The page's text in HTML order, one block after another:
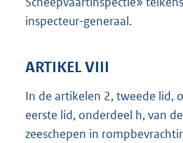
inspecteur-generaal.
ARTIKEL VIII
In de artikelen 2, tweede lid,
eerste lid, onderdeel h, van
zeeschepen in